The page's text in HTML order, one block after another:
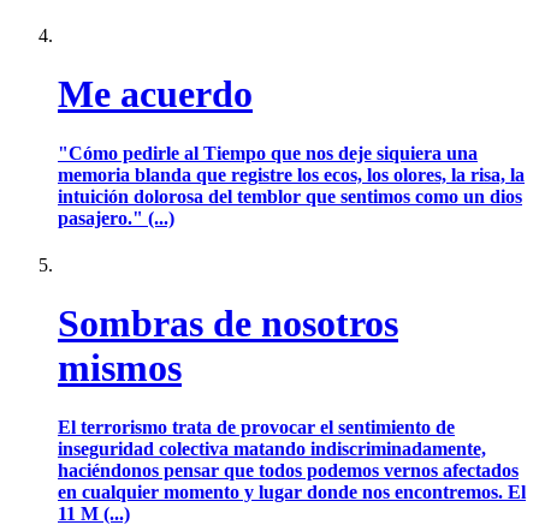
Me acuerdo
"Cómo pedirle al Tiempo que nos deje siquiera una
memoria blanda que registre los ecos, los olores, la risa, la
intuición dolorosa del temblor que sentimos como un dios
pasajero." (...)
Sombras de nosotros
mismos
El terrorismo trata de provocar el sentimiento de
inseguridad colectiva matando indiscriminadamente,
haciéndonos pensar que todos podemos vernos afectados
en cualquier momento y lugar donde nos encontremos. El
11 M (...)